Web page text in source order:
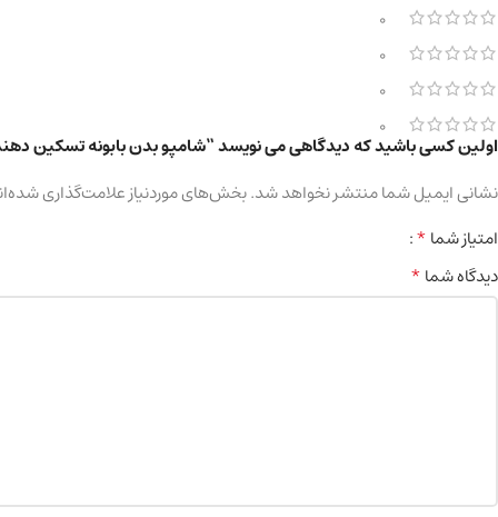
0
0
0
0
اولین کسی باشید که دیدگاهی می نویسد “شامپو بدن بابونه تسکین دهنده و نرم
نشانی ایمیل شما منتشر نخواهد شد.بخش‌های موردنیاز علامت‌گذاری
امتیاز شما*
دیدگاه شما*